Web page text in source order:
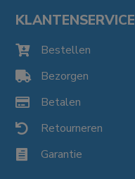
KLANTENSERVICE
 Bestellen
 Bezorgen
 Betalen
 Retourneren
 Garantie